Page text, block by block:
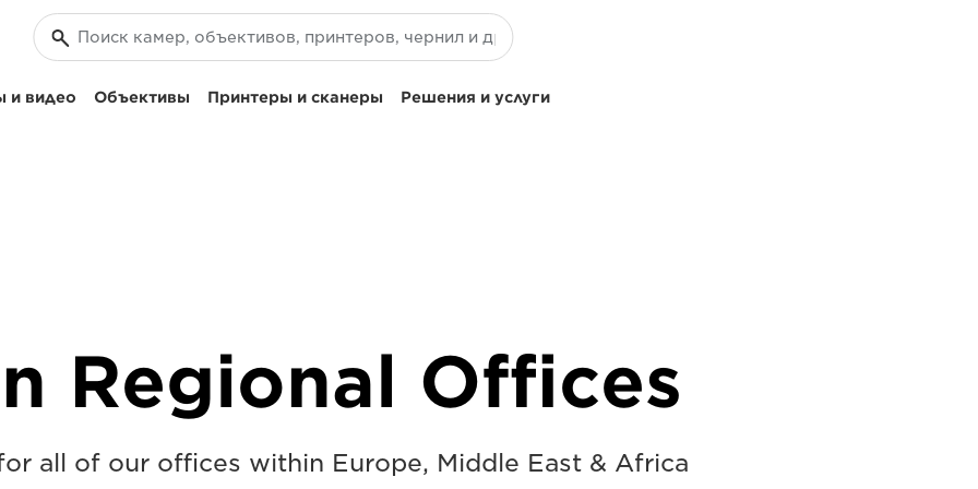
и видео Объективы Принтеры и сканеры Решения и услуги
Regional Offices
all of our offices within Europe, Middle East & Africa